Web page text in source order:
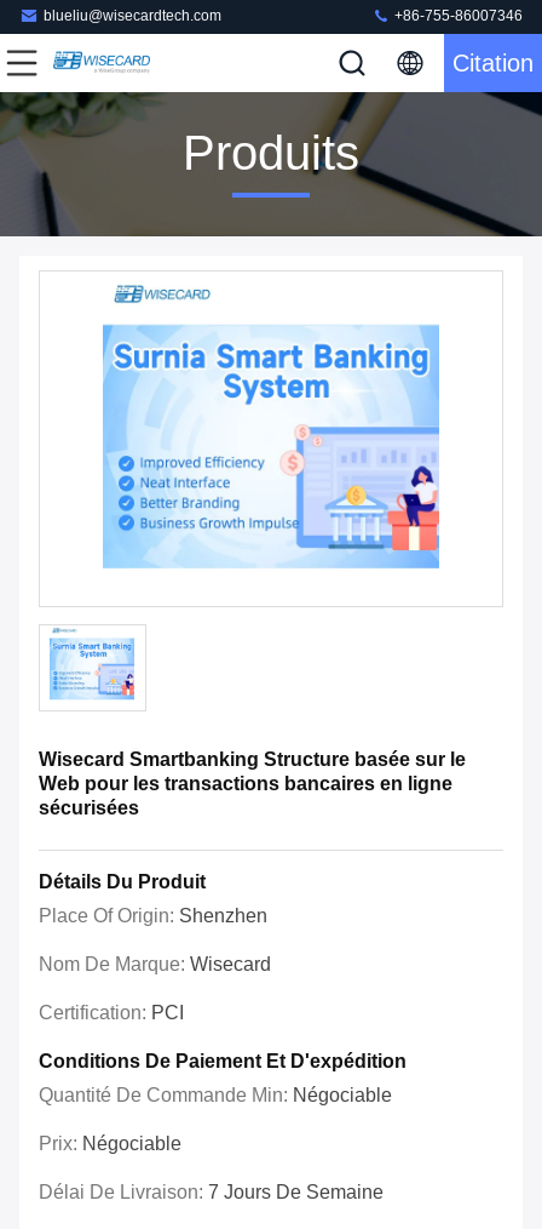
blueliu@wisecardtech.com +86-755-86007346
Citation
Produits
Wisecard Smartbanking Structure basée sur le
Web pour les transactions bancaires en ligne
sécurisées
Détails Du Produit
Place Of Origin: Shenzhen
Nom De Marque: Wisecard
Certification: PCI
Conditions De Paiement Et D'expédition
Quantité De Commande Min: Négociable
Prix: Négociable
Délai De Livraison: 7 Jours De Semaine